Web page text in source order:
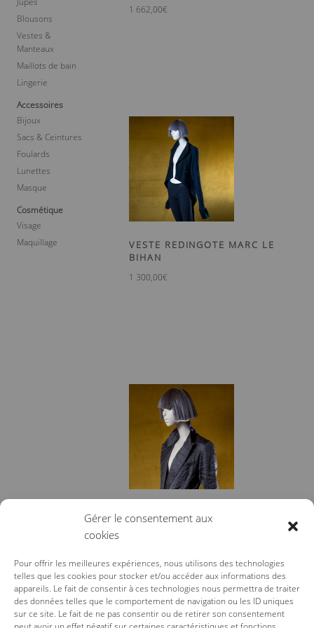
Gérer le consentement aux
cookies
Pour offrir les meilleures expériences, nous utilisons des technologies
telles que les cookies pour stocker et/ou accéder aux informations des
appareils. Le fait de consentir à ces technologies nous permettra de traiter
des données telles que le comportement de navigation ou les ID uniques
sur ce site. Le fait de ne pas consentir ou de retirer son consentement
1 662,00€
VESTE REDINGOTE MARC LE
BIHAN
1 300,00€
VESTE TAILLEUR MARC LE
BIHAN
Blousons
Vestes &
Manteaux
Maillots de bain
Lingerie
Accessoires
Bijoux
Sacs & Ceintures
Foulards
Lunettes
Masque
Cosmétique
Visage
Maquillage